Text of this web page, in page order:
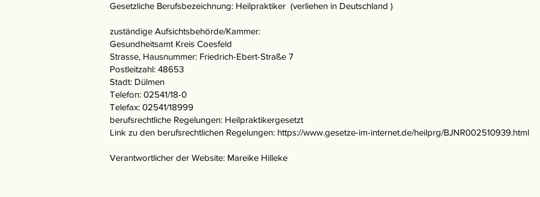
Gesetzliche Berufsbezeichnung: Heilpraktiker (verliehen in Deutschland )
zuständige Aufsichtsbehörde/Kammer:
Gesundheitsamt Kreis Coesfeld
Strasse, Hausnummer: Friedrich-Ebert-Straße 7
Postleitzahl: 48653
Stadt: Dülmen
Telefon: 02541/18-0
Telefax: 02541/18999
berufsrechtliche Regelungen: Heilpraktikergesetzt
Link zu den berufsrechtlichen Regelungen: https://www.gesetze-im-internet.de/heilprg/BJNR002510939.html
Verantwortlicher der Website: Mareike Hilleke